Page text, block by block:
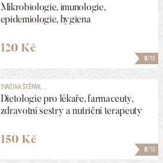
8/10
Mikrobiologie, imunologie,
epidemiologie, hygiena
120 Kč
8/10
SVAČINA ŠTĚPÁN, ...
Dietologie pro lékaře, farmaceuty,
zdravotní sestry a nutriční terapeuty
150 Kč